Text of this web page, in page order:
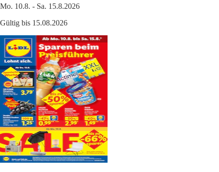
Mo. 10.8. - Sa. 15.8.2026
Gültig bis 15.08.2026